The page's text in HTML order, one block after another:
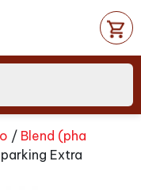
/ Blend (pha
Extra